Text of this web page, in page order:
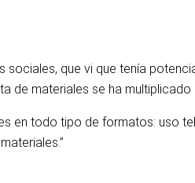
sociales, que vi que tenía
de materiales se ha multiplicado
en todo tipo de formatos: uso